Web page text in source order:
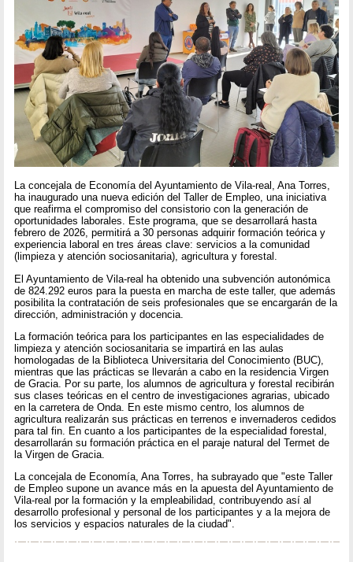
La concejala de Economía del Ayuntamiento de Vila-real, Ana Torres,
ha inaugurado una nueva edición del Taller de Empleo, una iniciativa
que reafirma el compromiso del consistorio con la generación de
oportunidades laborales. Este programa, que se desarrollará hasta
febrero de 2026, permitirá a 30 personas adquirir formación teórica y
experiencia laboral en tres áreas clave: servicios a la comunidad
(limpieza y atención sociosanitaria), agricultura y forestal.
El Ayuntamiento de Vila-real ha obtenido una subvención autonómica
de 824.292 euros para la puesta en marcha de este taller, que además
posibilita la contratación de seis profesionales que se encargarán de la
dirección, administración y docencia.
La formación teórica para los participantes en las especialidades de
limpieza y atención sociosanitaria se impartirá en las aulas
homologadas de la Biblioteca Universitaria del Conocimiento (BUC),
mientras que las prácticas se llevarán a cabo en la residencia Virgen
de Gracia. Por su parte, los alumnos de agricultura y forestal recibirán
sus clases teóricas en el centro de investigaciones agrarias, ubicado
en la carretera de Onda. En este mismo centro, los alumnos de
agricultura realizarán sus prácticas en terrenos e invernaderos cedidos
para tal fin. En cuanto a los participantes de la especialidad forestal,
desarrollarán su formación práctica en el paraje natural del Termet de
la Virgen de Gracia.
La concejala de Economía, Ana Torres, ha subrayado que "este Taller
de Empleo supone un avance más en la apuesta del Ayuntamiento de
Vila-real por la formación y la empleabilidad, contribuyendo así al
desarrollo profesional y personal de los participantes y a la mejora de
los servicios y espacios naturales de la ciudad".